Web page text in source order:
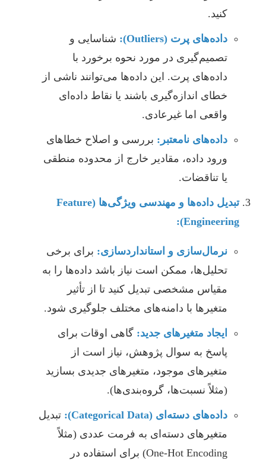
کنید.
داده‌های پرت (Outliers):
شناسایی و
تصمیم‌گیری در مورد نحوه برخورد با
داده‌های پرت. این داده‌ها می‌توانند ناشی از
خطای اندازه‌گیری باشند یا نقاط داده‌ای
واقعی اما غیرعادی.
داده‌های نامعتبر: بررسی و اصلاح خطاهای
ورود داده، مقادیر خارج از محدوده منطقی
یا تناقضات.
تبدیل داده‌ها و مهندسی ویژگی‌ها (Feature
Engineering):
نرمال‌سازی و استانداردسازی: برای برخی
تحلیل‌ها، ممکن است نیاز باشد داده‌ها را به
مقیاس مشخصی تبدیل کنید تا از تأثیر
متغیرها با دامنه‌های مختلف جلوگیری شود.
ایجاد متغیرهای جدید: گاهی اوقات برای
پاسخ به سوال پژوهش، نیاز است از
متغیرهای موجود، متغیرهای جدیدی بسازید
(مثلاً نسبت‌ها، گروه‌بندی‌ها).
داده‌های دسته‌ای (Categorical Data):
تبدیل
متغیرهای دسته‌ای به فرمت عددی (مثلاً
One-Hot Encoding) برای استفاده در